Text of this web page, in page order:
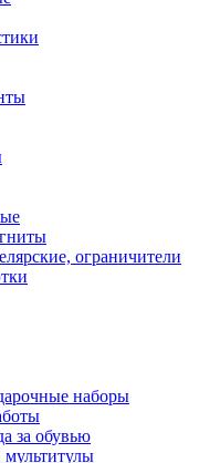
ограничители
наборы
за обувью